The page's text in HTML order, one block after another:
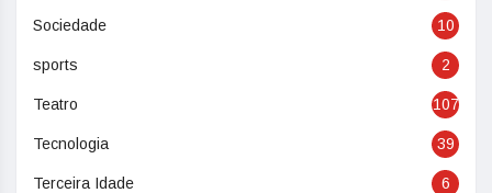
Sociedade 10
sports 2
Teatro 107
Tecnologia 39
Terceira Idade 6